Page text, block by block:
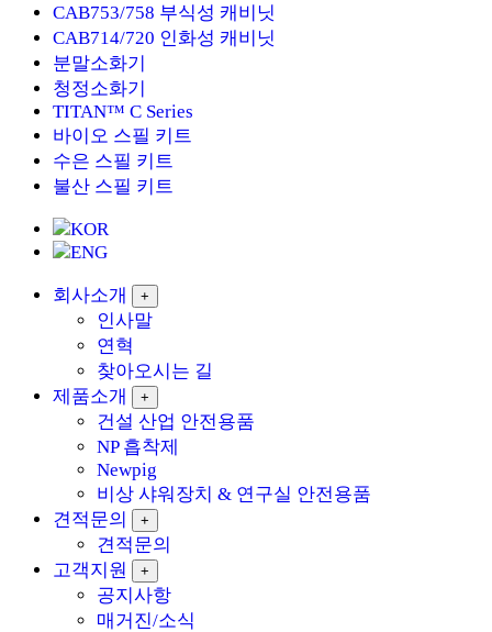
CAB753/758 부식성 캐비닛
CAB714/720 인화성 캐비닛
분말소화기
청정소화기
TITAN™ C Series
바이오 스필 키트
수은 스필 키트
불산 스필 키트
KOR
ENG
회사소개 +
인사말
연혁
찾아오시는 길
제품소개
+
건설 산업 안전용품
NP 흡착제
Newpig
비상 샤워장치 & 연구실 안전용품
견적문의
+
견적문의
고객지원
+
공지사항
매거진/소식